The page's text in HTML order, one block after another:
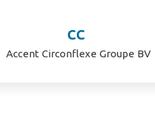
CC
Accent Circonflexe Groupe BV